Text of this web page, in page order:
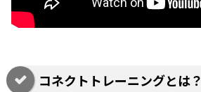
コネクトトレーニングとは？